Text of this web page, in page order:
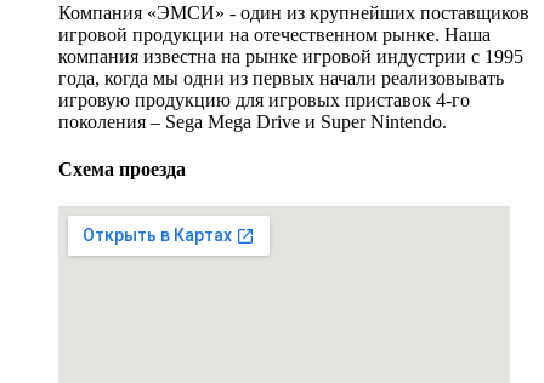
Компания «ЭМСИ» - один из крупнейших поставщиков
игровой продукции на отечественном рынке. Наша
компания известна на рынке игровой индустрии с 1995
года, когда мы одни из первых начали реализовывать
игровую продукцию для игровых приставок 4-го
поколения – Sega Mega Drive и Super Nintendo.
Схема проезда